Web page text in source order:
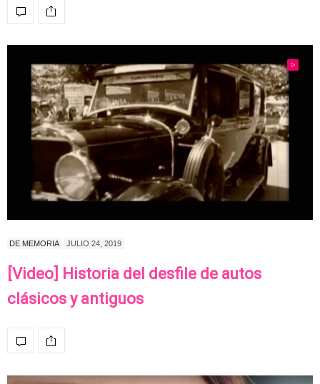
DE MEMORIA JULIO 24, 2019
[Video] Historia del desfile de autos
clásicos y antiguos